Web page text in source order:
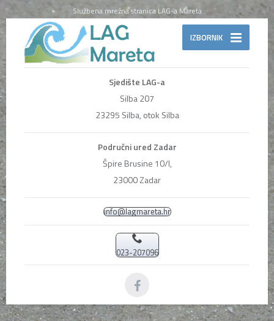
Službena mrežna stranica LAG-a Mareta
IZBORNIK
Sjedište LAG-a
Silba 207
23295 Silba, otok Silba
Područni ured Zadar
Špire Brusine 10/I,
23000 Zadar
info@lagmareta.hr
023-207096